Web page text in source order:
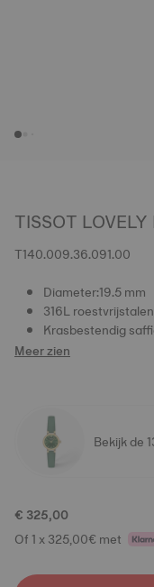
TISSOT
T140.009.36.091.00
Diameter:19.5 mm
316L
Krasbestendig
Meer zien
Bekijk de
€ 325,00
Of 1 x 325,00€ met